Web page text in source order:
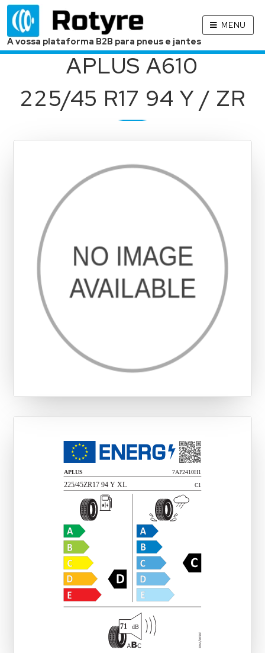
A vossa plataforma B2B para pneus e jantes
MENU
APLUS A610
225/45 R17 94 Y / ZR